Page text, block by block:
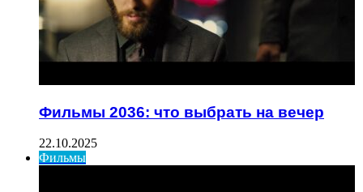
Фильмы 2036: что выбрать на вечер
22.10.2025
Фильмы